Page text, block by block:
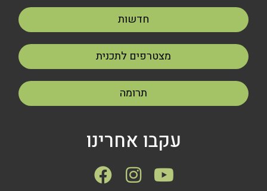
חדשות
מצטרפים לתכנית
תרומה
עקבו אחרינו